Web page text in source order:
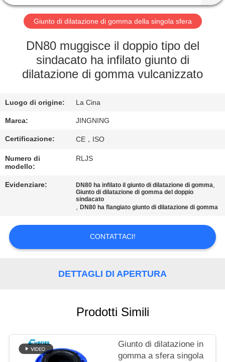
CIRCA
NOI
GIRO
DELLA
CONTROLLO
DI
QUALITÀ
CONTATTICI
RICHIEDA
DEL
SITO
Giunto di dilatazione di gomma della singola sfera
DN80 muggisce il doppio tipo del
sindacato ha infilato giunto di
dilatazione di gomma vulcanizzato
Luogo di origine: La Cina
Marca: JINGNING
Certificazione: CE，ISO
Numero di
modello:
RLJS
Evidenziare: DN80 ha infilato il giunto di dilatazione di gomma,
Giunto di dilatazione di gomma del doppio
sindacato
,DN80 ha flangiato giunto di dilatazione di gomma
CONTATTACI!
DETTAGLI DI APERTURA
Prodotti Simili
Giunto di dilatazione in
gomma a sfera singola